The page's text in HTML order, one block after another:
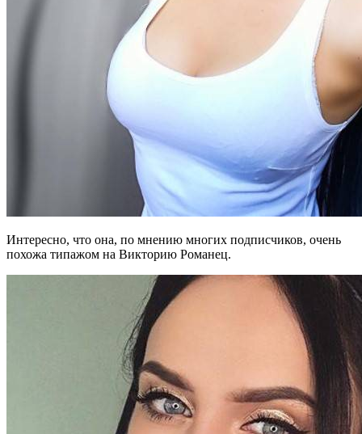
Интересно, что она, по мнению многих подписчиков, очень
похожа типажом на Викторию Романец.